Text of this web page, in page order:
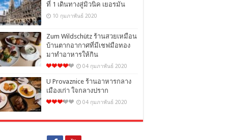
ที่ 1 เดินทางสู่มิวนิค เยอรมัน
10 กุมภาพันธ์ 2020
Zum Wildschütz ร้านสวยเหมือน
บ้านตากอากาศที่มีเชฟมือทอง
มาทำอาหารให้กิน
04 กุมภาพันธ์ 2020
U Provaznice ร้านอาหารกลาง
เมืองเก่า ใจกลางปราก
04 กุมภาพันธ์ 2020